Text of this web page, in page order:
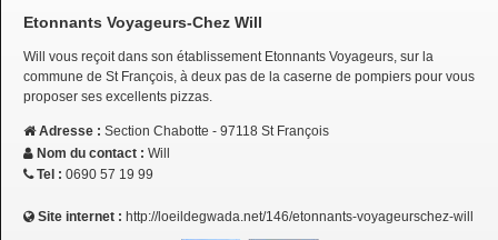
Etonnants Voyageurs-Chez Will
Will vous reçoit dans son établissement Etonnants Voyageurs, sur la
commune de St François, à deux pas de la caserne de pompiers pour vous
proposer ses excellents pizzas.
Adresse : Section Chabotte - 97118 St François
Nom du contact : Will
Tel : 0690 57 19 99
Site internet : http://loeildegwada.net/146/etonnants-voyageurschez-will